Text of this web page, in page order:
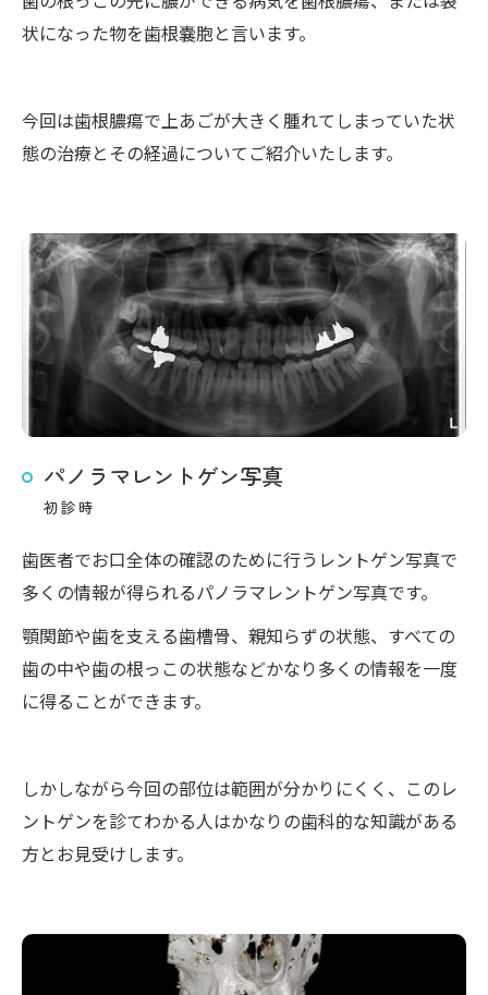
状になった物を歯根嚢胞と言います。
今回は歯根膿瘍で上あごが大きく腫れてしまっていた状
態の治療とその経過についてご紹介いたします。
パノラマレントゲン写真
初診時
歯医者でお口全体の確認のために行うレントゲン写真で
多くの情報が得られるパノラマレントゲン写真です。
顎関節や歯を支える歯槽骨、親知らずの状態、すべての
歯の中や歯の根っこの状態などかなり多くの情報を一度
に得ることができます。
しかしながら今回の部位は範囲が分かりにくく、このレ
ントゲンを診てわかる人はかなりの歯科的な知識がある
方とお見受けします。